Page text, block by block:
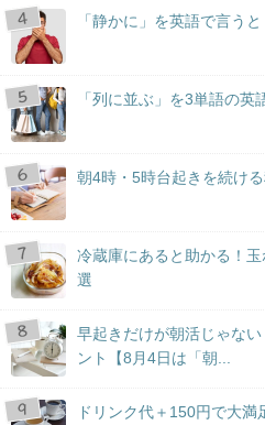
「静かに」を英語で言うと
「列に並ぶ」を3単語の英
朝4時・5時台起きを続け
冷蔵庫にあると助かる！
選
早起きだけが朝活じゃな
ント【8月4日は「朝...
ドリンク代＋150円で大